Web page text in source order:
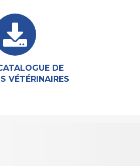
DE
VÉTÉRINAIRES